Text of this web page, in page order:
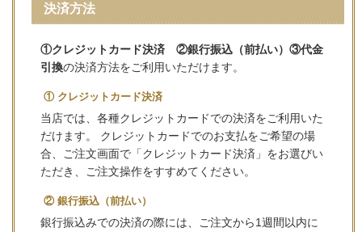
決済方法
①クレジットカード決済 ②銀行振込（前払い）③代金
引換の決済方法をご利用いただけます。
① クレジットカード決済
当店では、各種クレジットカードでの決済をご利用いた
だけます。 クレジットカードでのお支払をご希望の場
合、ご注文画面で「クレジットカード決済」をお選びい
ただき、ご注文操作をすすめてください。
② 銀行振込（前払い）
銀行振込みでの決済の際には、ご注文から1週間以内に